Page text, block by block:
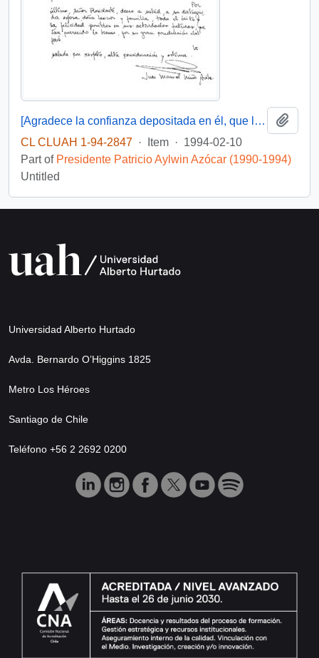
[Agradece la confianza depositada en él, que le posibilito servir en su gobierno]
CL CLUAH 1-94-2847 · Item · 1994-02-10
Part of Presidente Patricio Aylwin Azócar (1990-1994)
Untitled
Universidad Alberto Hurtado
Avda. Bernardo O’Higgins 1825
Metro Los Héroes
Santiago de Chile
Teléfono +56 2 2692 0200